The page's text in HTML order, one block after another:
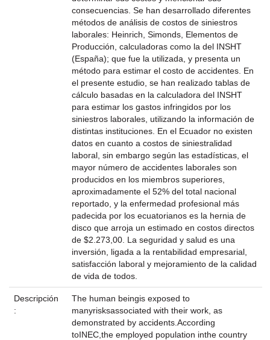
consecuencias. Se han desarrollado diferentes
métodos de análisis de costos de siniestros
laborales: Heinrich, Simonds, Elementos de
Producción, calculadoras como la del INSHT
(España); que fue la utilizada, y presenta un
método para estimar el costo de accidentes. En
el presente estudio, se han realizado tablas de
cálculo basadas en la calculadora del INSHT
para estimar los gastos infringidos por los
siniestros laborales, utilizando la información de
distintas instituciones. En el Ecuador no existen
datos en cuanto a costos de siniestralidad
laboral, sin embargo según las estadísticas, el
mayor número de accidentes laborales son
producidos en los miembros superiores,
aproximadamente el 52% del total nacional
reportado, y la enfermedad profesional más
padecida por los ecuatorianos es la hernia de
disco que arroja un estimado en costos directos
de $2.273,00. La seguridad y salud es una
inversión, ligada a la rentabilidad empresarial,
satisfacción laboral y mejoramiento de la calidad
de vida de todos.
Descripción
:
The human beingis exposed to
manyrisksassociated with their work, as
demonstrated by accidents.According
toINEC,the employed population inthe country